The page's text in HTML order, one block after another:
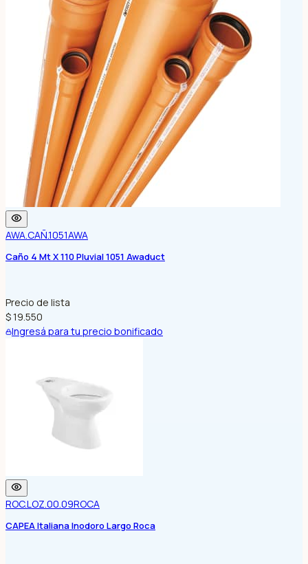
AWA.CAÑ.1051AWA
Caño 4 Mt X 110 Pluvial 1051 Awaduct
Precio de lista
$ 19.550
Ingresá para tu precio bonificado
ROC.LOZ.00.09ROCA
CAPEA Italiana Inodoro Largo Roca